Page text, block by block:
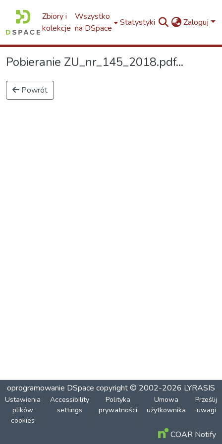
Zbiory i
kolekcje
Wszystko
na DSpace
Statystyki Zaloguj
Pobieranie ZU_nr_145_2018.pdf...
Powrót
oprogramowanie DSpace copyright © 2002-2026 LYRASIS
Ustawienia
plików
cookies
Accessibility
settings
Polityka
prywatności
Umowa
użytkownika
Prześlij
uwagi
COAR Notify